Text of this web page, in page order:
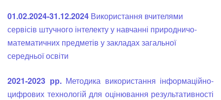
01.02.2024-31.12.2024 Використання вчителями
сервісів штучного інтелекту у навчанні природничо-
математичних предметів у закладах загальної
середньої освіти
2021-2023 рр.Методика використання інформаційно-
цифрових технологій для оцінювання результативності